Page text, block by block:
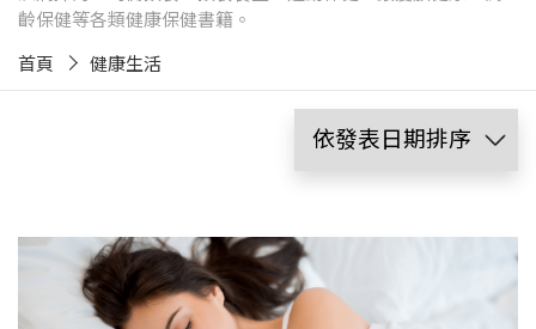
齡保健等各類健康保健書籍。
首頁 健康生活